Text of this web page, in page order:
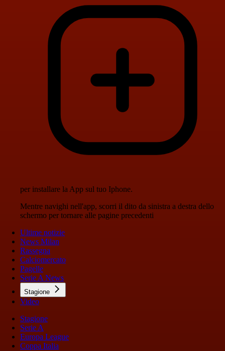
per installare la App sul tuo Iphone.
Mentre navighi nell'app, scorri il dito da sinistra a destra dello
schermo per tornare alle pagine precedenti
Ultime notizie
News Milan
Rassegna
Calciomercato
Pagelle
Serie A News
Stagione
Video
Stagione
Serie A
Europa League
Coppa Italia